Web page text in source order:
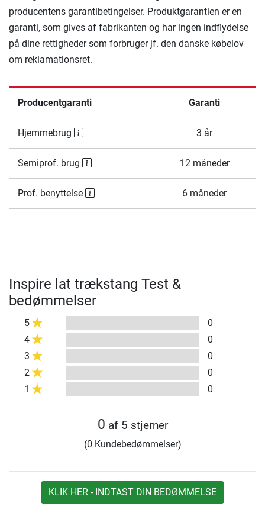
producentens garantibetingelser. Produktgarantien er en
garanti, som gives af fabrikanten og har ingen indflydelse
på dine rettigheder som forbruger jf. den danske købelov
om reklamationsret.
Producentgaranti Garanti
Hjemmebrug 3 år
Semiprof. brug 12 måneder
Prof. benyttelse 6 måneder
Inspire lat trækstang Test &
bedømmelser
5
0
4
0
3
0
2
0
1
0
0 af 5 stjerner
(0 Kundebedømmelser)
KLIK HER - INDTAST DIN BEDØMMELSE